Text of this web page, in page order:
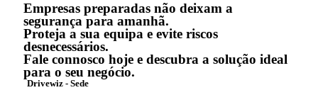
Empresas preparadas não deixam a
segurança para amanhã.
Proteja a sua equipa e evite riscos
desnecessários.
Fale connosco hoje e descubra a solução ideal
para o seu negócio.
Drivewiz - Sede